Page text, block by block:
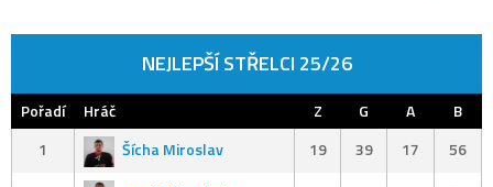
NEJLEPŠÍ STŘELCI 25/26
Pořadí Hráč Z G A
B
1
Šícha Miroslav 19 39 17
56